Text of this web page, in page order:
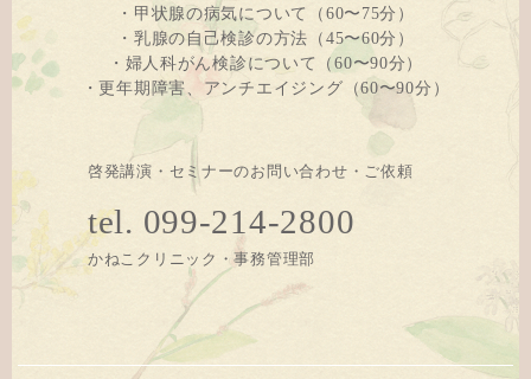
・甲状腺の病気について（60〜75分）
・乳腺の自己検診の方法（45〜60分）
・婦人科がん検診について（60〜90分）
・更年期障害、アンチエイジング（60〜90分）
啓発講演・セミナーのお問い合わせ・ご依頼
tel. 099-214-2800
かねこクリニック・事務管理部